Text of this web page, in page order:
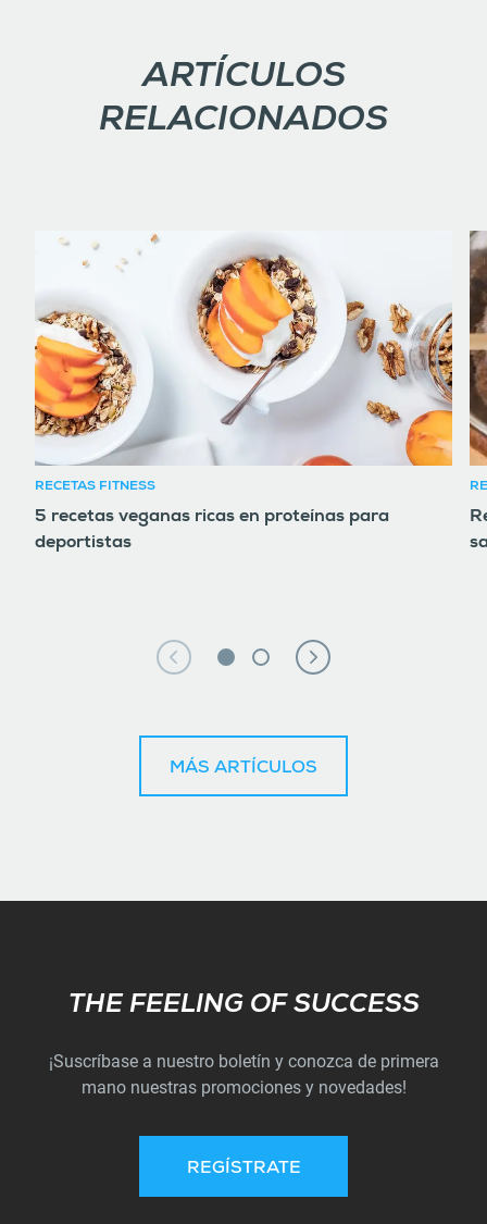
ARTÍCULOS
RELACIONADOS
RECETAS FITNESS
5 recetas veganas ricas en proteínas para
deportistas
MÁS ARTÍCULOS
Subscribe
THE FEELING OF SUCCESS
¡Suscríbase a nuestro boletín y conozca de primera
mano nuestras promociones y novedades!
REGÍSTRATE